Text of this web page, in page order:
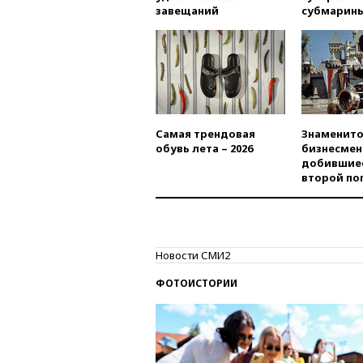
завещаний
Самая трендовая
обувь лета – 2026
второй
Новости СМИ2
ФОТОИСТОРИИ